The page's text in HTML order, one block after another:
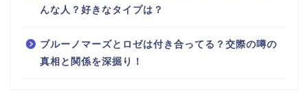
んな人？好きなタイプは？
ブルーノマーズとロゼは付き合ってる？交際の噂の
真相と関係を深掘り！